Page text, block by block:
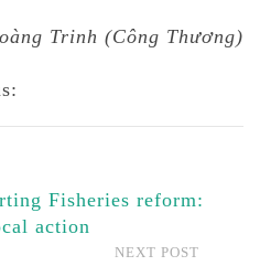
Trinh (Công Thương)
Fisheries reform:
action
NEXT POST